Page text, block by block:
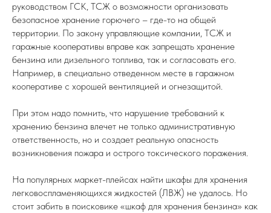
руководством ГСК, ТСЖ о возможности организовать
безопасное хранение горючего – где-то на общей
территории. По закону управляющие компании, ТСЖ и
гаражные кооперативы вправе как запрещать хранение
бензина или дизельного топлива, так и согласовать его.
Например, в специально отведенном месте в гаражном
кооперативе с хорошей вентиляцией и огнезащитой.
При этом надо помнить, что нарушение требований к
хранению бензина влечет не только административную
ответственность, но и создает реальную опасность
возникновения пожара и острого токсического поражения.
На популярных маркет-плейсах найти шкафы для хранения
легковоспламеняющихся жидкостей (ЛВЖ) не удалось. Но
стоит забить в поисковике «шкаф для хранения бензина» как